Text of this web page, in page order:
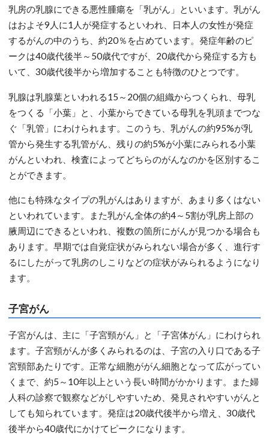
乳房の乳腺にできる悪性腫瘍を「乳がん」といいます。乳がん
はおよそ9人に1人が発症するといわれ、日本人の女性が発症
するがんの中のうち、約20％を占めています。発症年齢のピ
ークは40歳代後半～50歳代ですが、20歳代から発症する方も
いて、30歳代後半から増加することも特徴のひとつです。
乳腺は乳腺葉といわれる15～20個の組織からつくられ、母乳
をつくる「小葉」と、小葉からできている母乳を乳頭までつな
ぐ「乳管」にわけられます。このうち、乳がんの約95%が乳
管から発生する乳管がん、残りの約5%が小葉にみられる小葉
がんといわれ、検査によってどちらのがんなのかを区別するこ
とができます。
他にも特殊なタイプの乳がんはありますが、あまり多くはない
といわれています。また乳がん全体の約4～5割が乳房上部の
腋周辺にできるといわれ、複数の箇所にがんが見つかる場合も
あります。早期では自覚症状がみられない場合が多く、進行す
るにしたがって乳房のしこりなどの症状がみられるようになり
ます。
子宮がん
子宮がんは、主に「子宮頸がん」と「子宮体がん」にわけられ
ます。子宮頸がんが多くみられるのは、子宮の入り口である子
宮頸部あたりです。正常な細胞ががん細胞となって広がってい
くまで、約5～10年以上という長い時間がかかります。また婦
人科の診察で観察などがしやすいため、発見されやすいがんと
しても知られています。発症は20歳代後半から増え、30歳代
後半から40歳代にかけてピークになります。